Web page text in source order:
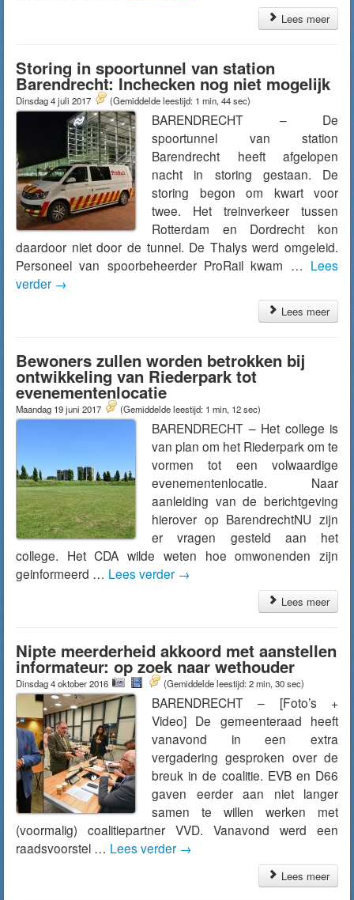
Lees meer
Storing in spoortunnel van station
Barendrecht: Inchecken nog niet mogelijk
Dinsdag 4 juli 2017 (Gemiddelde leestijd: 1 min, 44 sec)
BARENDRECHT – De
spoortunnel van station
Barendrecht heeft afgelopen
nacht in storing gestaan. De
storing begon om kwart voor
twee. Het treinverkeer tussen
Rotterdam en Dordrecht kon
daardoor niet door de tunnel. De Thalys werd omgeleid.
Personeel van spoorbeheerder ProRail kwam … Lees
verder →
Lees meer
Bewoners zullen worden betrokken bij
ontwikkeling van Riederpark tot
evenementenlocatie
Maandag 19 juni 2017 (Gemiddelde leestijd: 1 min, 12 sec)
BARENDRECHT – Het college is
van plan om het Riederpark om te
vormen tot een volwaardige
evenementenlocatie. Naar
aanleiding van de berichtgeving
hierover op BarendrechtNU zijn
er vragen gesteld aan het
college. Het CDA wilde weten hoe omwonenden zijn
geinformeerd … Lees verder →
Lees meer
Nipte meerderheid akkoord met aanstellen
informateur: op zoek naar wethouder
Dinsdag 4 oktober 2016 (Gemiddelde leestijd: 2 min, 30 sec)
BARENDRECHT – [Foto’s +
Video] De gemeenteraad heeft
vanavond in een extra
vergadering gesproken over de
breuk in de coalitie. EVB en D66
gaven eerder aan niet langer
samen te willen werken met
(voormalig) coalitiepartner VVD. Vanavond werd een
raadsvoorstel … Lees verder →
Lees meer